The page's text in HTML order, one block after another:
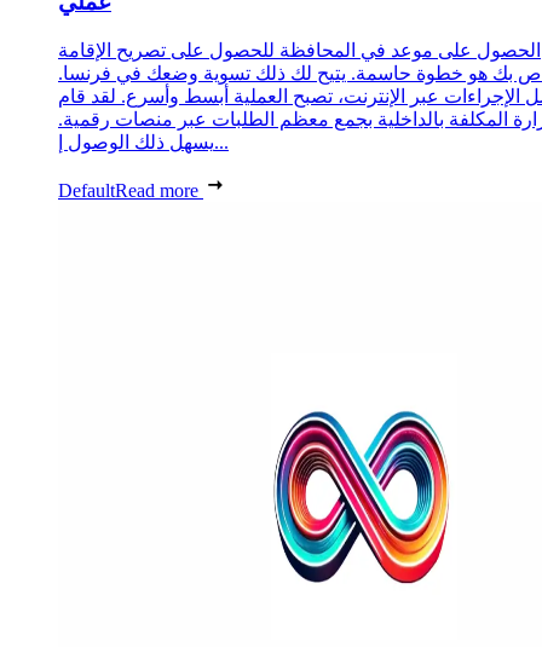
الحصول على موعد في المحافظة للحصول على تصريح الإقامة
بك هو خطوة حاسمة. يتيح لك ذلك تسوية وضعك في فرنسا.
الإجراءات عبر الإنترنت، تصبح العملية أبسط وأسرع. لقد قام
المكلفة بالداخلية بجمع معظم الطلبات عبر منصات رقمية.
يسهل ذلك الوصول إ...
DefaultRead more